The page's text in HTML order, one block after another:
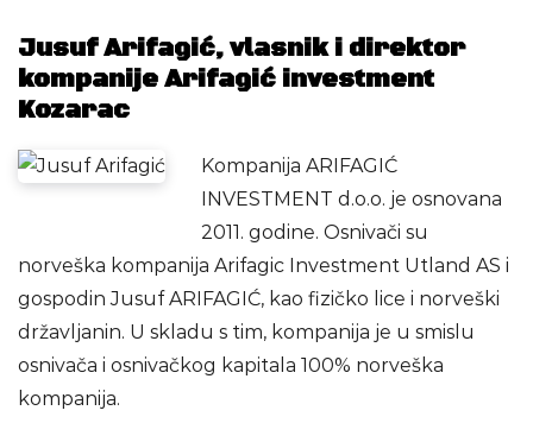
Jusuf Arifagić, vlasnik i direktor
kompanije Arifagić investment
Kozarac
Kompanija ARIFAGIĆ
INVESTMENT d.o.o. je osnovana
2011. godine. Osnivači su
norveška kompanija Arifagic Investment Utland AS i
gospodin Jusuf ARIFAGIĆ, kao fizičko lice i norveški
državljanin. U skladu s tim, kompanija je u smislu
osnivača i osnivačkog kapitala 100% norveška
kompanija.